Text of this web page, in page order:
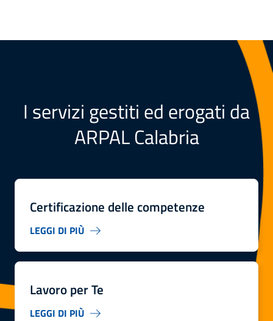
I servizi gestiti ed erogati da
ARPAL Calabria
Certificazione delle competenze
LEGGI DI PIÙ
Lavoro per Te
LEGGI DI PIÙ